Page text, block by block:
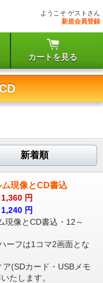
ようこそ ゲストさん
新規会員登録
カートを見る
新着順
現像とCD書込
円
円
現像とCD書込・12～
ーフは1コマ2画面とな
(SDカード・USBメモ
たします。